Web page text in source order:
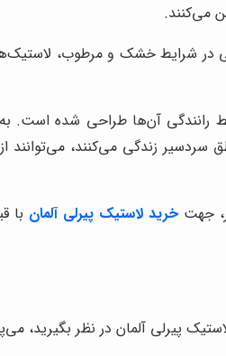
می‌کنند.
در شرایط خشک و مرطوب،
رانندگی آن‌ها طراحی شده است.
سردسیر زندگی می‌کنند، می‌توانند
جهت خرید لاستیک پیرلی آلمان با
پیرلی آلمان در نظر بگیرید،